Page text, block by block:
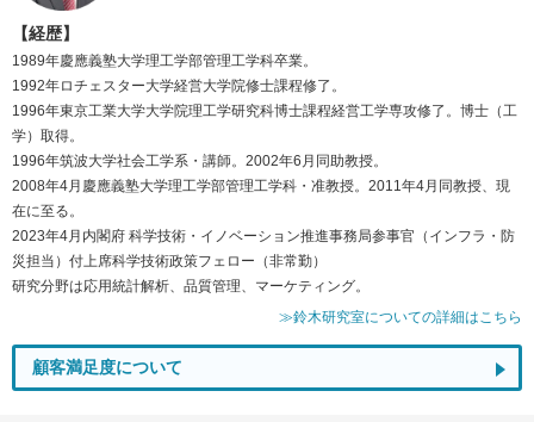
【経歴】
1989年慶應義塾大学理工学部管理工学科卒業。
1992年ロチェスター大学経営大学院修士課程修了。
1996年東京工業大学大学院理工学研究科博士課程経営工学専攻修了。博士（工
学）取得。
1996年筑波大学社会工学系・講師。2002年6月同助教授。
2008年4月慶應義塾大学理工学部管理工学科・准教授。2011年4月同教授、現
在に至る。
2023年4月内閣府 科学技術・イノベーション推進事務局参事官（インフラ・防
災担当）付上席科学技術政策フェロー（非常勤）
研究分野は応用統計解析、品質管理、マーケティング。
≫鈴木研究室についての詳細はこちら
顧客満足度について